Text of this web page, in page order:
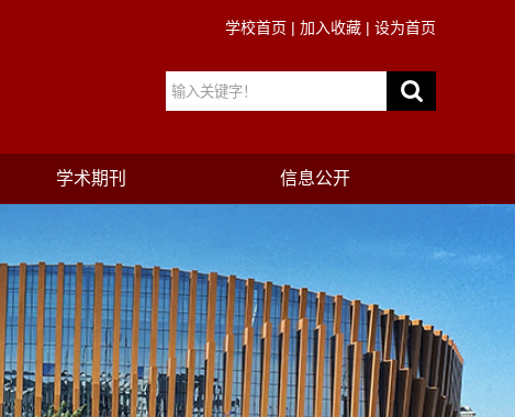
学校首页 | 加入收藏 | 设为首页
学术期刊 信息公开